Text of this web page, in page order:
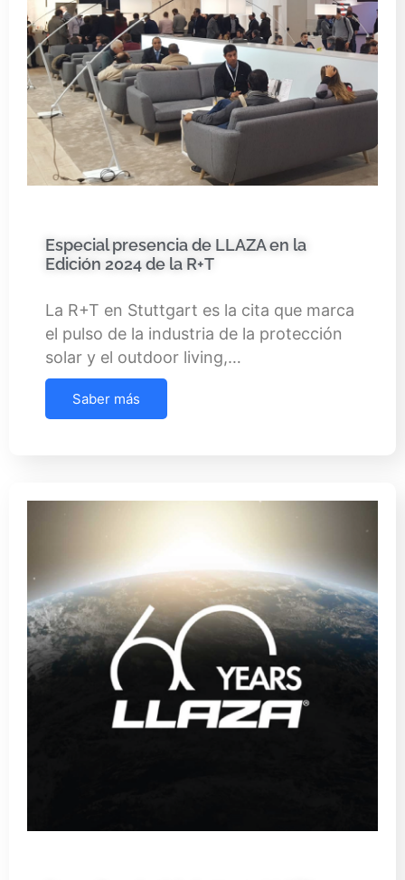
Especial presencia de LLAZA en la
Edición 2024 de la R+T
La R+T en Stuttgart es la cita que marca
el pulso de la industria de la protección
solar y el outdoor living,…
Saber más